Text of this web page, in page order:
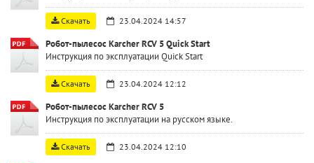
Скачать 23.04.2024 14:57
Робот-пылесос Karcher RCV 5 Quick Start
Инструкция по эксплуатации Quick Start
Скачать 23.04.2024 12:12
Робот-пылесос Karcher RCV 5
Инструкция по эксплуатации на русском языке.
Скачать 23.04.2024 12:10